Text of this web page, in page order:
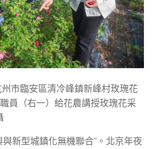
市臨安區清冷峰鎮新峰村玫瑰花
員（右一）給花農講授玫瑰花采
新型城鎮化無機聯合”。北京年夜